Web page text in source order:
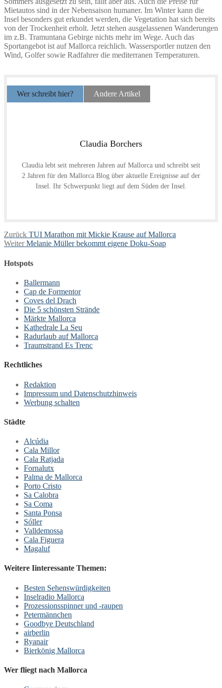
Mietautos sind in der Nebensaison humaner. Im Winter kann die
Insel besonders gut erkundet werden, die Vegetation hat sich bereits
von der Trockenheit erholt. Jetzt stehen ausgelassenen Wanderungen
im z.B. Tramuntana Gebirge nichts mehr im Wege. Auch das
Sportangebot ist auf Mallorca reichlich. Wassersportler nutzen den
Wind, Golfer sowie Radfahrer die mediterranen Temperaturen.
Wer schreibt hier? Andere Artikel
Claudia Borchers
Claudia lebt seit mehreren Jahren auf Mallorca und schreibt seit
2 Jahren für den Mallorca Blog über aktuelle Ereignisse auf der
Insel. Ihr Schwerpunkt liegt auf dem Süden der Insel.
Beitragsnavigation
Zurück Vorheriger
Beitrag:
TUI Marathon mit Mickie Krause auf Mallorca
Weiter Nächster
Melanie Müller bekommt eigene Doku-Soap
Hotspots
Ballermann
Cap de Formentor
Coves del Drach
Die 5 schönsten Strände
Märkte Mallorca
Kathedrale La Seu
Radurlaub auf Mallorca
Traumstrand Es Trenc
Rechtliches
Redaktion
Impressum und Datenschutzhinweis
Werbung schalten
Städte
Alcúdia
Cala Millor
Cala Ratjada
Fornalutx
Palma de Mallorca
Porto Cristo
Sa Calobra
Sa Coma
Santa Ponsa
Sóller
Valldemossa
Cala Figuera
Magaluf
Weitere Iinteressante Themen:
Besten Sehenswürdigkeiten
Inselradio Mallorca
Prozessionsspinner und -raupen
Petermännchen
Goodbye Deutschland
airberlin
Ryanair
Bierkönig Mallorca
Wer fliegt nach Mallorca